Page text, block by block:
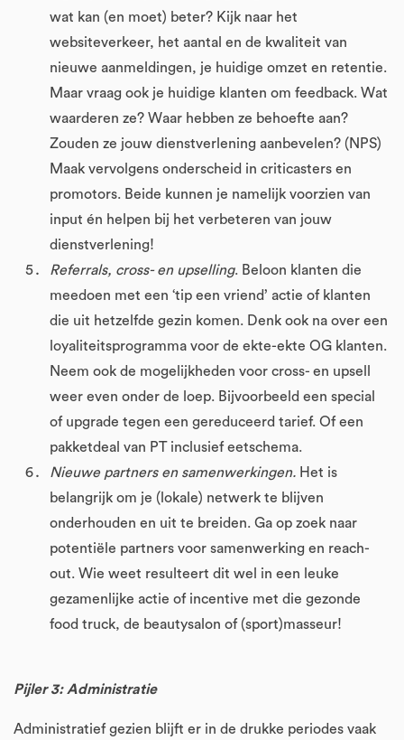
wat kan (en moet) beter? Kijk naar het
websiteverkeer, het aantal en de kwaliteit van
nieuwe aanmeldingen, je huidige omzet en retentie.
Maar vraag ook je huidige klanten om feedback. Wat
waarderen ze? Waar hebben ze behoefte aan?
Zouden ze jouw dienstverlening aanbevelen? (NPS)
Maak vervolgens onderscheid in criticasters en
promotors. Beide kunnen je namelijk voorzien van
input én helpen bij het verbeteren van jouw
dienstverlening!
Referrals, cross- en upselling. Beloon klanten die
meedoen met een ‘tip een vriend’ actie of klanten
die uit hetzelfde gezin komen. Denk ook na over een
loyaliteitsprogramma voor de ekte-ekte OG klanten.
Neem ook de mogelijkheden voor cross- en upsell
weer even onder de loep. Bijvoorbeeld een special
of upgrade tegen een gereduceerd tarief. Of een
pakketdeal van PT inclusief eetschema.
Nieuwe partners en samenwerkingen. Het is
belangrijk om je (lokale) netwerk te blijven
onderhouden en uit te breiden. Ga op zoek naar
potentiële partners voor samenwerking en reach-
out. Wie weet resulteert dit wel in een leuke
gezamenlijke actie of incentive met die gezonde
food truck, de beautysalon of (sport)masseur!
Pijler 3: Administratie
Administratief gezien blijft er in de drukke periodes vaak